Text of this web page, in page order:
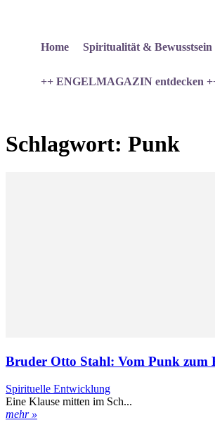
Home Spiritualität & Bewusstsein
++ ENGELMAGAZIN entdecken
Schlagwort: Punk
Bruder Otto Stahl: Vom Punk zum
Spirituelle Entwicklung
Eine Klause mitten im Sch...
mehr »